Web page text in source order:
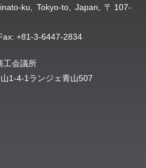
ku, Tokyo-to, Japan, 〒107-
+81-3-6447-2834
工会議所
1-4-1ランジェ青山507